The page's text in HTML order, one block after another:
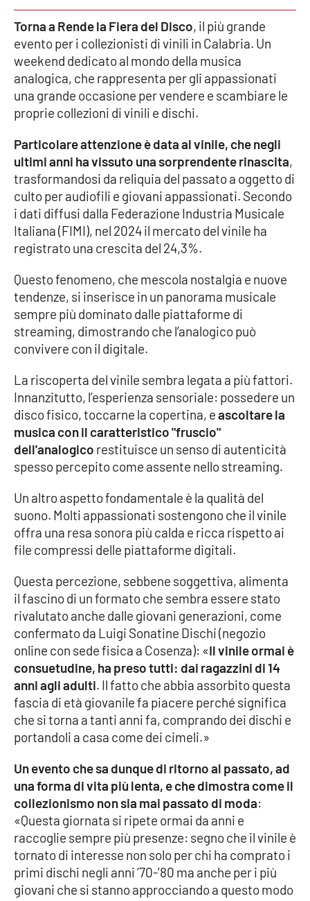
VIDEO
Ambiente
Cronaca
Cultura
Economia e Lavoro
Politica
Sanità
Società
Sport
RUBRICHE
Good Morning Vietnam
Parchi Marini Calabria
Imprese Di Calabria
Le perfidie di Antonella Grippo
Venti di comunicazione
STREAMING
LaC TV
LaC Network
LaC OnAir
EDIZIONI
LOCALI
Catanzaro
Crotone
Torna a Rende la Fiera del Disco, il più grande
evento per i collezionisti di vinili in Calabria. Un
weekend dedicato al mondo della musica
analogica, che rappresenta per gli appassionati
una grande occasione per vendere e scambiare le
proprie collezioni di vinili e dischi.
Particolare attenzione è data al vinile, che negli
ultimi anni ha vissuto una sorprendente rinascita,
trasformandosi da reliquia del passato a oggetto di
culto per audiofili e giovani appassionati. Secondo
i dati diffusi dalla Federazione Industria Musicale
Italiana (FIMI), nel 2024 il mercato del vinile ha
registrato una crescita del 24,3%.
Questo fenomeno, che mescola nostalgia e nuove
tendenze, si inserisce in un panorama musicale
sempre più dominato dalle piattaforme di
streaming, dimostrando che l’analogico può
convivere con il digitale.
La riscoperta del vinile sembra legata a più fattori.
Innanzitutto, l’esperienza sensoriale: possedere un
disco fisico, toccarne la copertina, eascoltare la
musica con il caratteristico "fruscio"
dell'analogico restituisce un senso di autenticità
spesso percepito come assente nello streaming.
Un altro aspetto fondamentale è la qualità del
suono. Molti appassionati sostengono che il vinile
offra una resa sonora più calda e ricca rispetto ai
file compressi delle piattaforme digitali.
Questa percezione, sebbene soggettiva, alimenta
il fascino di un formato che sembra essere stato
rivalutato anche dalle giovani generazioni, come
confermato da Luigi Sonatine Dischi (negozio
online con sede fisica a Cosenza): «Il vinile ormai è
consuetudine, ha preso tutti: dai ragazzini di 14
anni agli adulti. Il fatto che abbia assorbito questa
fascia di età giovanile fa piacere perché significa
che si torna a tanti anni fa, comprando dei dischi e
portandoli a casa come dei cimeli.»
Un evento che sa dunque di ritorno al passato, ad
una forma di vita più lenta, e che dimostra come il
collezionismo non sia mai passato di moda:
«Questa giornata si ripete ormai da anni e
raccoglie sempre più presenze: segno che il vinile è
tornato di interesse non solo per chi ha comprato i
primi dischi negli anni ’70-’80 ma anche per i più
giovani che si stanno approcciando a questo modo